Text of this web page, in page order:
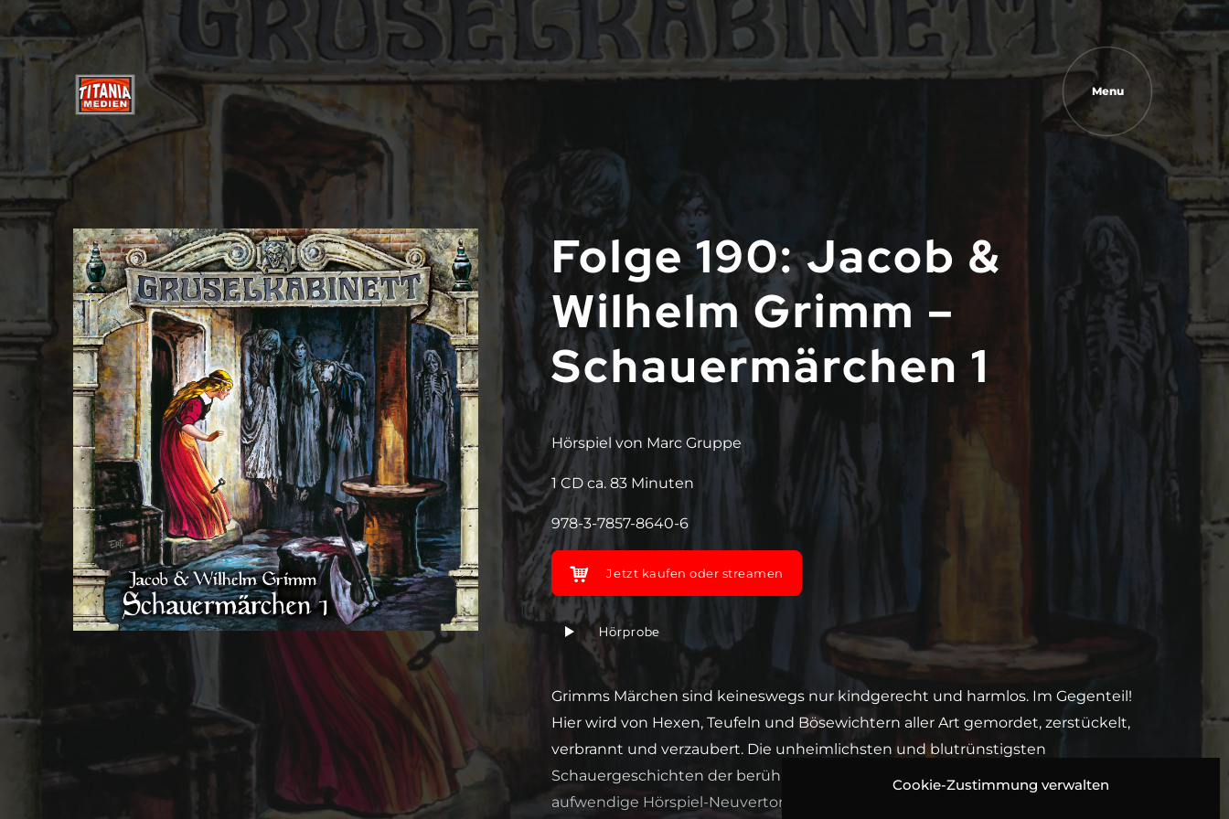
Cookie-Zustimmung verwalten
Menu
Folge 190: Jacob &
Wilhelm Grimm –
Schauermärchen 1
Hörspiel von Marc Gruppe
1 CD ca. 83 Minuten
978-3-7857-8640-6
Jetzt kaufen oder streamen
Hörprobe
Grimms Märchen sind keineswegs nur kindgerecht und harmlos. Im Gegenteil!
Hier wird von Hexen, Teufeln und Bösewichtern aller Art gemordet, zerstückelt,
verbrannt und verzaubert. Die unheimlichsten und blutrünstigsten
Schauergeschichten der berühmten Märchensammlung gibt es nun endlich als
aufwendige Hörspiel-Neuvertonungen.